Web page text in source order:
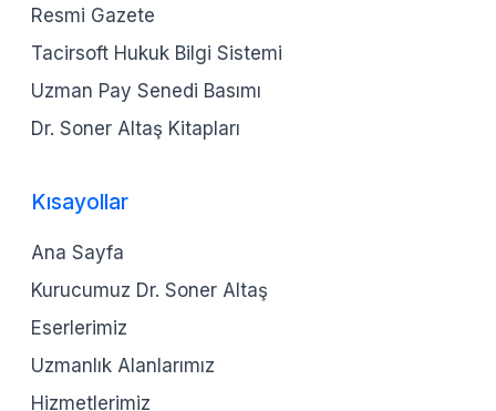
Resmi Gazete
Tacirsoft Hukuk Bilgi Sistemi
Uzman Pay Senedi Basımı
Dr. Soner Altaş Kitapları
Kısayollar
Ana Sayfa
Kurucumuz Dr. Soner Altaş
Eserlerimiz
Uzmanlık Alanlarımız
Hizmetlerimiz